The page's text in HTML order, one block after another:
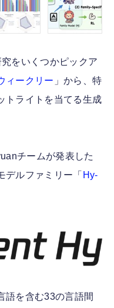
をいくつかピックア
ィークリー 」から、特
トライトを当てる生成
チームが発表した
デルファミリー「 Hy-
語を含む33の言語間